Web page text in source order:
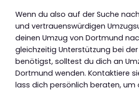
Wenn du also auf der Suche
und vertrauenswürdigen
deinen Umzug von Dortmund
gleichzeitig Unterstützung bei
benötigst, solltest du dich an
Dortmund wenden. Kontaktiere
lass dich persönlich beraten, um